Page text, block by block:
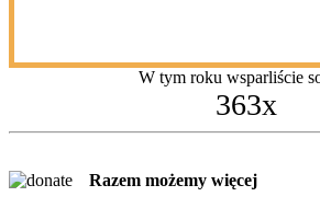
W tym roku wsparliście
363x
Razem możemy więcej